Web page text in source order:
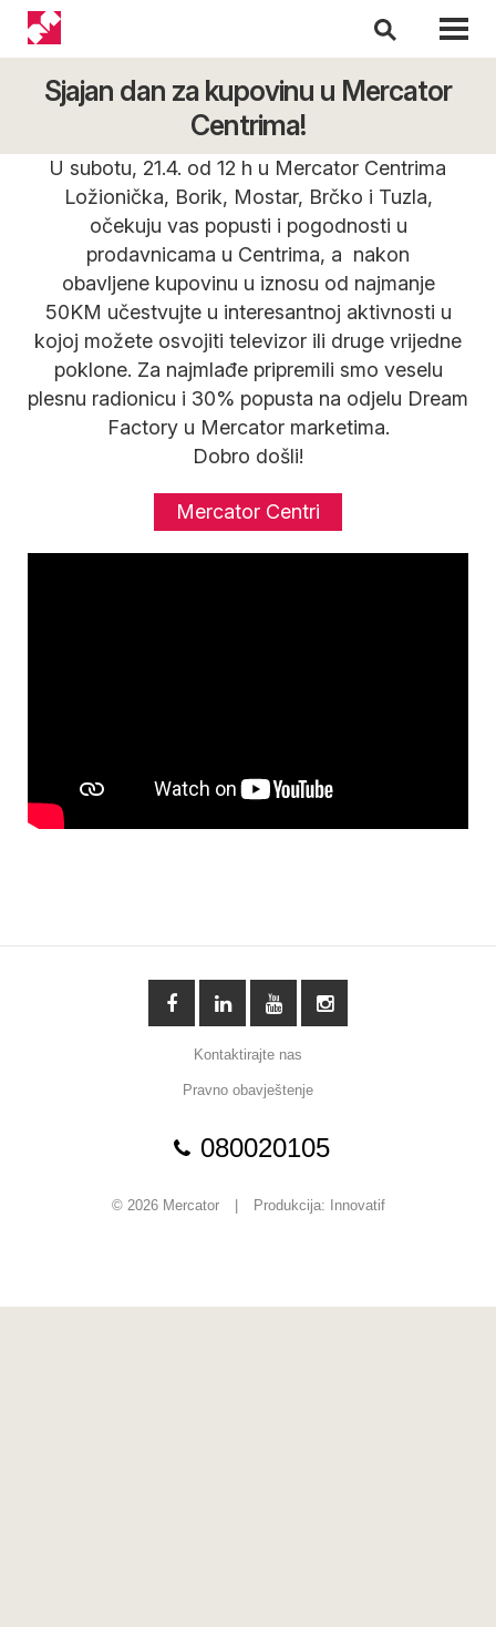
Sjajan dan za kupovinu u Mercator
Centrima!
U subotu, 21.4. od 12 h u Mercator Centrima
Ložionička, Borik, Mostar, Brčko i Tuzla,
očekuju vas popusti i pogodnosti u
prodavnicama u Centrima, a nakon
obavljene kupovinu u iznosu od najmanje
50KM učestvujte u interesantnoj aktivnosti u
kojoj možete osvojiti televizor ili druge vrijedne
poklone. Za najmlađe pripremili smo veselu
plesnu radionicu i 30% popusta na odjelu Dream
Factory u Mercator marketima.
Dobro došli!
Mercator Centri
Kontaktirajte nas
Pravno obavještenje
080020105
© 2026 Mercator Produkcija: Innovatif